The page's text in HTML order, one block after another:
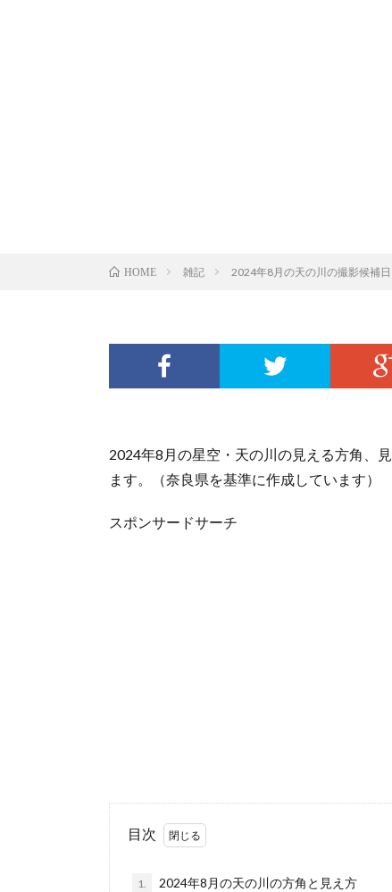
HOME 雑記 2024年8月の天の川の撮影候補
2024年8月の星空・天の川の見える方角、
ます。（奈良県を基準に作成しています）
スポンサードサーチ
目次
1. 2024年8月の天の川の方角と見え方